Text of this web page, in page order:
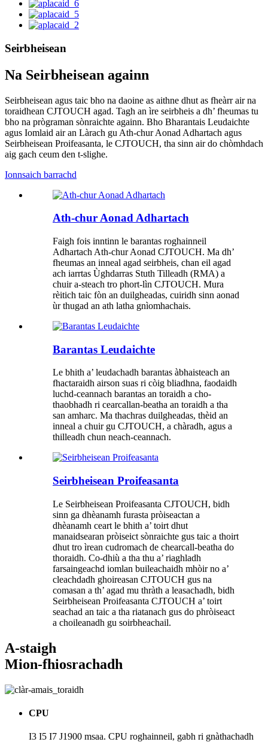
Seirbheisean
Na Seirbheisean againn
Seirbheisean agus taic bho na daoine as aithne dhut as fheàrr air na
toraidhean CJTOUCH agad. Tagh an ìre seirbheis a dh’ fheumas tu
bho na prògraman sònraichte againn. Bho Bharantais Leudaichte
agus Iomlaid air an Làrach gu Ath-chur Aonad Adhartach agus
Seirbheisean Proifeasanta, le CJTOUCH, tha sinn air do chòmhdach
aig gach ceum den t-slighe.
Ionnsaich barrachd
Ath-chur Aonad Adhartach
Faigh fois inntinn le barantas roghainneil
Adhartach Ath-chur Aonad CJTOUCH. Ma dh’
fheumas an inneal agad seirbheis, chan eil agad
ach iarrtas Ùghdarras Stuth Tilleadh (RMA) a
chuir a-steach tro phort-lìn CJTOUCH. Mura
rèitich taic fòn an duilgheadas, cuiridh sinn aonad
ùr thugad an ath latha gnìomhachais.
Barantas Leudaichte
Le bhith a’ leudachadh barantas àbhaisteach an
fhactaraidh airson suas ri còig bliadhna, faodaidh
luchd-ceannach barantas an toraidh a cho-
thaobhadh ri cearcallan-beatha an toraidh a tha
san amharc. Ma thachras duilgheadas, thèid an
inneal a chuir gu CJTOUCH, a chàradh, agus a
thilleadh chun neach-ceannach.
Seirbheisean Proifeasanta
Le Seirbheisean Proifeasanta CJTOUCH, bidh
sinn ga dhèanamh furasta pròiseactan a
dhèanamh ceart le bhith a’ toirt dhut
manaidsearan pròiseict sònraichte gus taic a thoirt
dhut tro ìrean cudromach de chearcall-beatha do
thoraidh. Co-dhiù a tha thu a’ riaghladh
farsaingeachd iomlan buileachaidh mhòir no a’
cleachdadh ghoireasan CJTOUCH gus na
comasan a th’ agad mu thràth a leasachadh, bidh
Seirbheisean Proifeasanta CJTOUCH a’ toirt
seachad an taic a tha riatanach gus do phròiseact
a choileanadh gu soirbheachail.
A-staigh
Mion-fhiosrachadh
CPU
I3 I5 I7 J1900 msaa. CPU roghainneil, gabh ri gnàthachadh